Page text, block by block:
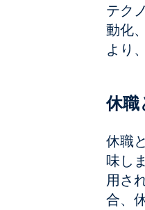
テク
動化
より
休職
休職
味し
用さ
合、